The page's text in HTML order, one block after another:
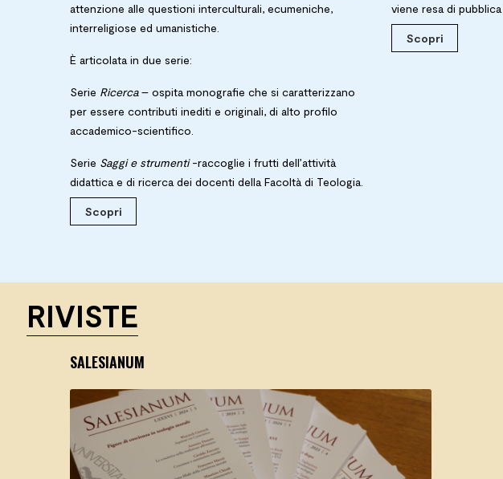
attenzione alle questioni interculturali, ecumeniche,
interreligiose ed umanistiche.
È articolata in due serie:
Serie Ricerca– ospita monografie che si caratterizzano
per essere contributi inediti e originali, di alto profilo
accademico-scientifico.
Serie Saggi e strumenti-raccoglie i frutti dell’attività
didattica e di ricerca dei docenti della Facoltà di Teologia.
Scopri
viene resa di pubblica
Scopri
RIVISTE
SALESIANUM